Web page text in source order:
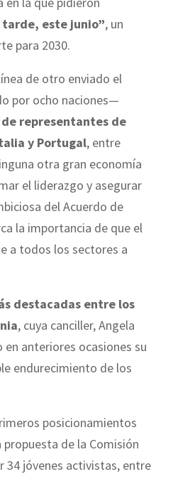
tarde, este junio”, un
para 2030.
de otro enviado el
por ocho naciones—
representantes de
y Portugal, entre
otra gran economía
el liderazgo y asegurar
del Acuerdo de
la importancia de que el
a todos los sectores a
destacadas entre los
, cuya canciller, Angela
anteriores ocasiones su
endurecimiento de los
posicionamientos
de la Comisión
34 jóvenes activistas, entre